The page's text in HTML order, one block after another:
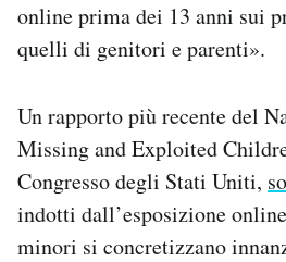
online prima dei 13 anni sui
quelli di genitori e parenti».
Un rapporto più recente del
Missing and Exploited
Congresso degli Stati Uniti,
indotti dall’esposizione
minori si concretizzano